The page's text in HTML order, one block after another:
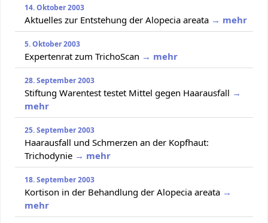
14. Oktober 2003
Aktuelles zur Entstehung der Alopecia areata → mehr
5. Oktober 2003
Expertenrat zum TrichoScan → mehr
28. September 2003
Stiftung Warentest testet Mittel gegen Haarausfall →
mehr
25. September 2003
Haarausfall und Schmerzen an der Kopfhaut:
Trichodynie → mehr
18. September 2003
Kortison in der Behandlung der Alopecia areata →
mehr